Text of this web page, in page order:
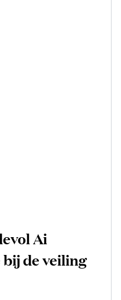
Ai
de veiling